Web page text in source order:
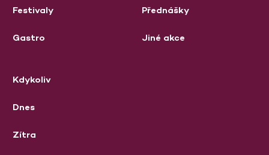
Festivaly
Gastro
Přednášky
Jiné akce
Kdykoliv
Dnes
Zítra